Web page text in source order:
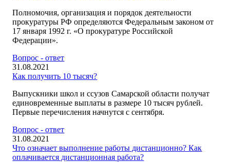
Полномочия, организация и порядок деятельности
прокуратуры РФ определяются Федеральным законом от
17 января 1992 г. «О прокуратуре Российской
Федерации».
Вопрос - ответ
31.08.2021
Как получить 10 тысяч?
Выпускники школ и ссузов Самарской области получат
единовременные выплаты в размере 10 тысяч рублей.
Первые перечисления начнутся с сентября.
Вопрос - ответ
31.08.2021
Что означает выполнение работы дистанционно? Как
оплачивается дистанционная работа?